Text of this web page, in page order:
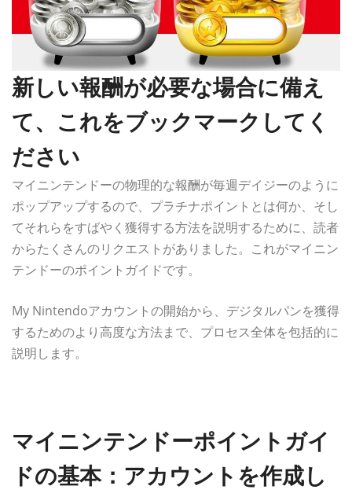
新しい報酬が必要な場合に備え
て、これをブックマークしてく
ださい
マイニンテンドーの物理的な報酬が毎週デイジーのように
ポップアップするので、プラチナポイントとは何か、そし
てそれらをすばやく獲得する方法を説明するために、読者
からたくさんのリクエストがありました。これがマイニン
テンドーのポイントガイドです。
My Nintendoアカウントの開始から、デジタルパンを獲得
するためのより高度な方法まで、プロセス全体を包括的に
説明します。
マイニンテンドーポイントガイ
ドの基本：アカウントを作成し